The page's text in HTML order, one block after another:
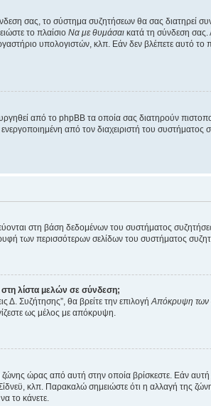
σας, το σύστημα συζητήσεων θα σας διατηρεί
το πλαίσιο Να με θυμάσαι κατά τη σύνδεση σας.
υπολογιστών, κλπ. Εάν δεν βλέπετε αυτό το
από το phpBB τα οποία σας διατηρούν
από τον διαχειριστή του
στη βάση δεδομένων του συστήματος
των περισσότερων σελίδων του συστήματος
λίστα μελών σε σύνδεση;
Δ. Συζήτησης”, θα βρείτε την επιλογή Απόκρυψη των
ως μέλος με απόκρυψη.
ζώνης ώρας από αυτή στην οποία βρίσκεστε. Εάν
κλπ. Παρακαλώ σημειώστε ότι η αλλαγή της
το κάνετε.